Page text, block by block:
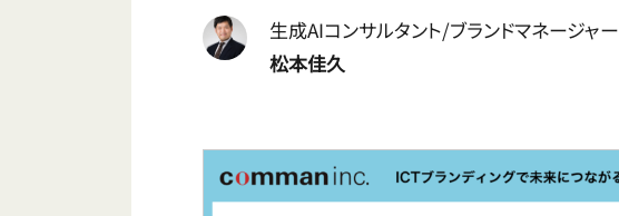
生成AIコンサルタント/ブランドマネージャー
松本佳久